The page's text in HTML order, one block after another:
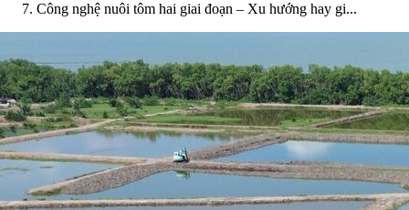
Công nghệ nuôi tôm hai giai đoạn – Xu hướng hay gi...